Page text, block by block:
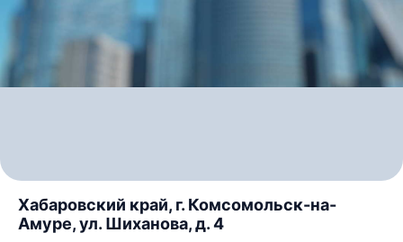
Хабаровский край, г. Комсомольск-на-
Амуре, ул. Шиханова, д. 4